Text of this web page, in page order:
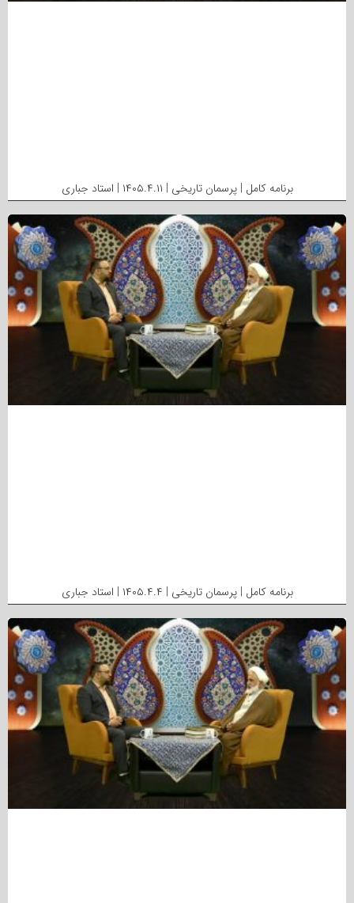
برنامه کامل | پرسمان تاریخی | ۱۴۰۵.۴.۱۱ | استاد جباری
برنامه کامل | پرسمان تاریخی | ۱۴۰۵.۴.۴ | استاد جباری